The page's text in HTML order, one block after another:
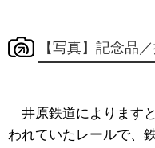
【写真】記念品
井原鉄道によります
われていたレールで、